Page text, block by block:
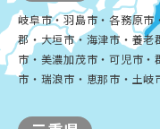
岐阜市・羽島市・各務原
郡・大垣市・海津市・養老
市・美濃加茂市・可児市
市・瑞浪市・恵那市・土岐